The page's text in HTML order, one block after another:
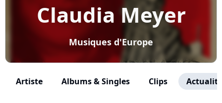
Claudia Meyer
Musiques d'Europe
Artiste Albums & Singles Clips